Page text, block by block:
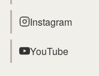
Instagram
YouTube